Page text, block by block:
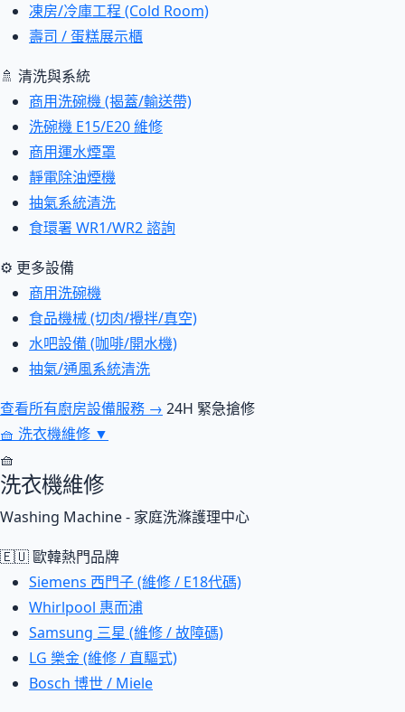
凍房/冷庫工程 (Cold Room)
壽司 / 蛋糕展示櫃
🚿 清洗與系統
商用洗碗機 (揭蓋/輸送帶)
洗碗機 E15/E20 維修
商用運水煙罩
靜電除油煙機
抽氣系統清洗
食環署 WR1/WR2 諮詢
⚙ 更多設備
商用洗碗機
食品機械 (切肉/攪拌/真空)
水吧設備 (咖啡/開水機)
抽氣/通風系統清洗
查看所有廚房設備服務 → 24H 緊急搶修
🧺 洗衣機維修 ▼
🧺
洗衣機維修
Washing Machine - 家庭洗滌護理中心
🇪🇺 歐韓熱門品牌
Siemens 西門子 (維修 / E18代碼)
Whirlpool 惠而浦
Samsung 三星 (維修 / 故障碼)
LG 樂金 (維修 / 直驅式)
Bosch 博世 / Miele